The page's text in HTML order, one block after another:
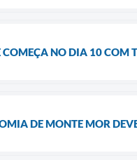
NO DIA 10 COM
DE MONTE MOR